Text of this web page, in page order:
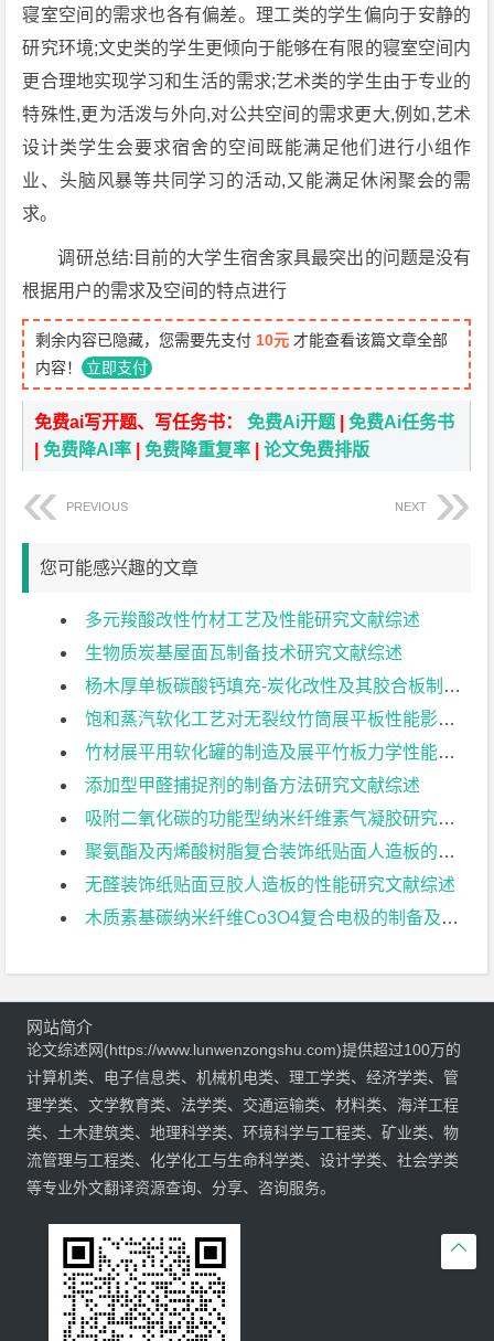
寝室空间的需求也各有偏差。理工类的学生偏向于安静的
研究环境;文史类的学生更倾向于能够在有限的寝室空间内
更合理地实现学习和生活的需求;艺术类的学生由于专业的
特殊性,更为活泼与外向,对公共空间的需求更大,例如,艺术
设计类学生会要求宿舍的空间既能满足他们进行小组作
业、头脑风暴等共同学习的活动,又能满足休闲聚会的需
求。
调研总结:目前的大学生宿舍家具最突出的问题是没有
根据用户的需求及空间的特点进行
剩余内容已隐藏，您需要先支付 10元 才能查看该篇文章全部
内容！ 立即支付
免费ai写开题、写任务书：免费Ai开题 |免费Ai任务书
|免费降AI率 |免费降重复率 |论文免费排版
PREVIOUS NEXT
您可能感兴趣的文章
多元羧酸改性竹材工艺及性能研究文献综述
生物质炭基屋面瓦制备技术研究文献综述
杨木厚单板碳酸钙填充-炭化改性及其胶合板制备工艺文献综述
饱和蒸汽软化工艺对无裂纹竹筒展平板性能影响的研究文献综述
竹材展平用软化罐的制造及展平竹板力学性能研究文献综述
添加型甲醛捕捉剂的制备方法研究文献综述
吸附二氧化碳的功能型纳米纤维素气凝胶研究文献综述
聚氨酯及丙烯酸树脂复合装饰纸贴面人造板的工艺研究文献综述
无醛装饰纸贴面豆胶人造板的性能研究文献综述
木质素基碳纳米纤维Co3O4复合电极的制备及其电化学性能研究文献综述

网站简介
论文综述网(https://www.lunwenzongshu.com)提供超过100万的
计算机类、电子信息类、机械机电类、理工学类、经济学类、管
理学类、文学教育类、法学类、交通运输类、材料类、海洋工程
类、土木建筑类、地理科学类、环境科学与工程类、矿业类、物
流管理与工程类、化学化工与生命科学类、设计学类、社会学类
等专业外文翻译资源查询、分享、咨询服务。